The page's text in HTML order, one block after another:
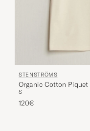
STENSTRÖMS
Organic Cotton
S
120€